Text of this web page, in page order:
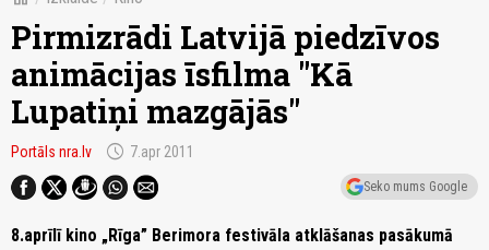
Pirmizrādi Latvijā piedzīvos
animācijas īsfilma "Kā
Lupatiņi mazgājās"
Portāls nra.lv schedule 7.apr 2011
Seko mums Google
8.aprīlī kino „Rīga” Berimora festivāla atklāšanas pasākumā